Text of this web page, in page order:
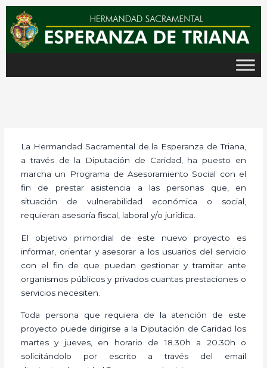
contenido
La Hermandad Sacramental de la Esperanza de Triana,
a través de la Diputación de Caridad, ha puesto en
marcha un Programa de Asesoramiento Social con el
fin de prestar asistencia a las personas que, en
situación de vulnerabilidad económica o social,
requieran asesoría fiscal, laboral y/o jurídica.
El objetivo primordial de este nuevo proyecto es
informar, orientar y asesorar a los usuarios del servicio
con el fin de que puedan gestionar y tramitar ante
organismos públicos y privados cuantas prestaciones o
servicios necesiten.
Toda persona que requiera de la atención de este
proyecto puede dirigirse a la Diputación de Caridad los
martes y jueves, en horario de 18.30h a 20.30h o
solicitándolo por escrito a través del email